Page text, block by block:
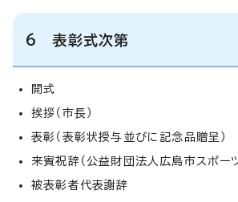
6 表彰式次第
開式
挨拶（市長）
表彰（表彰状授与並びに記念品贈呈）
来賓祝辞（公益財団法人広島市スポー
被表彰者代表謝辞